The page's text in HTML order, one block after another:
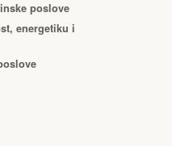
poslove
energetiku i